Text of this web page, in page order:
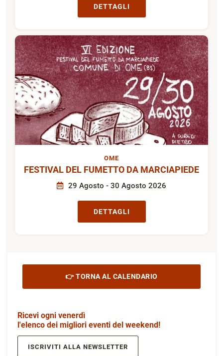
DETTAGLI
OME
FESTIVAL DEL FUMETTO DA MARCIAPIEDE
29 Agosto - 30 Agosto 2026
DETTAGLI
👉 TORNA AL CALENDARIO
Ricevi ogni venerdì
l'elenco dei migliori eventi del weekend!
ISCRIVITI ALLA NEWSLETTER